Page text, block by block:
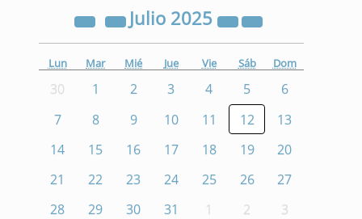
Julio 2025
Lun Mar Mié Jue Vie Sáb Dom
30 1 2 3 4 5
6
7
8 9 10 11 12
13
14
15 16 17 18 19
20
21
22 23 24 25 26
27
28
29 30 31 1 2 3